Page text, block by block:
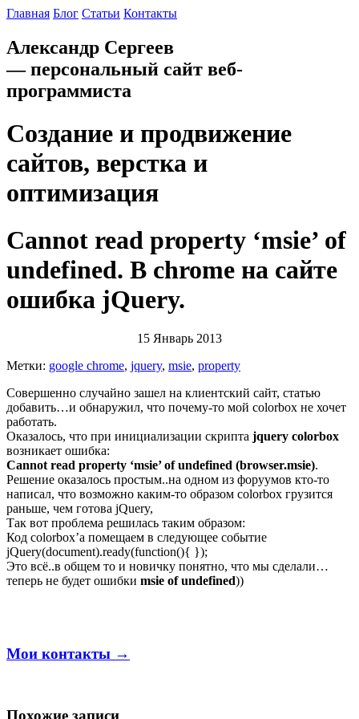
Главная Блог Статьи Контакты
Александр Сергеев
— персональный сайт веб-
программиста
Создание и продвижение
сайтов, верстка и
оптимизация
Cannot read property ‘msie’ of
undefined. В chrome на сайте
ошибка jQuery.
15 Январь 2013
Метки: google chrome, jquery, msie, property
Совершенно случайно зашел на клиентский сайт, статью
добавить…и обнаружил, что почему-то мой colorbox не хочет
работать.
Оказалось, что при инициализации скрипта jquery colorbox
возникает ошибка:
Cannot read property ‘msie’ of undefined (browser.msie).
Решение оказалось простым..на одном из форуумов кто-то
написал, что возможно каким-то образом colorbox грузится
раньше, чем готова jQuery,
Так вот проблема решилась таким образом:
Код colorbox’а помещаем в следующее событие
jQuery(document).ready(function(){ });
Это всё..в общем то и новичку понятно, что мы сделали…
теперь не будет ошибки msie of undefined))
Мои контакты →